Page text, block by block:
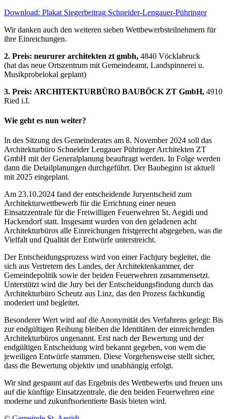
Download: Plakat Siegerbeitrag Schneider-Lengauer-Pühringer
Wir danken auch den weiteren sieben Wettbewerbsteilnehmern für
ihre Einreichungen.
2. Preis: neururer architekten zt gmbh, 4840 Vöcklabruck
(hat das neue Ortszentrum mit Gemeindeamt, Landspinnerei u.
Musikprobelokal geplant)
3. Preis: ARCHITEKTURBÜRO BAUBÖCK ZT GmbH, 4910
Ried i.I.
Wie geht es nun weiter?
In des Sitzung des Gemeinderates am 8. November 2024 soll das
Architekturbüro Schneider Lengauer Pühringer Architekten ZT
GmbH mit der Generalplanung beauftragt werden. In Folge werden
dann die Detailplanungen durchgeführt. Der Baubeginn ist aktuell
mit 2025 eingeplant.
Am 23.10.2024 fand der entscheidende Juryentscheid zum
Architekturwettbewerb für die Errichtung einer neuen
Einsatzzentrale für die Freiwilligen Feuerwehren St. Aegidi und
Hackendorf statt. Insgesamt wurden von den geladenen acht
Architekturbüros alle Einreichungen fristgerecht abgegeben, was die
Vielfalt und Qualität der Entwürfe unterstreicht.
Der Entscheidungsprozess wird von einer Fachjury begleitet, die
sich aus Vertretern des Landes, der Architektenkammer, der
Gemeindepolitik sowie der beiden Feuerwehren zusammensetzt.
Unterstützt wird die Jury bei der Entscheidungsfindung durch das
Architekturbüro Scheutz aus Linz, das den Prozess fachkundig
moderiert und begleitet.
Besonderer Wert wird auf die Anonymität des Verfahrens gelegt: Bis
zur endgültigen Reihung bleiben die Identitäten der einreichenden
Architekturbüros ungenannt. Erst nach der Bewertung und der
endgültigen Entscheidung wird bekannt gegeben, von wem die
jeweiligen Entwürfe stammen. Diese Vorgehensweise stellt sicher,
dass die Bewertung objektiv und unabhängig erfolgt.
Wir sind gespannt auf das Ergebnis des Wettbewerbs und freuen uns
auf die künftige Einsatzzentrale, die den beiden Feuerwehren eine
moderne und zukunftsorientierte Basis bieten wird.